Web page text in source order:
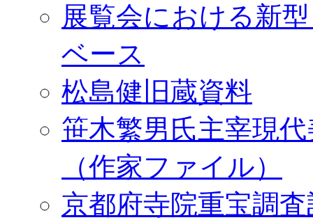
展覧会における新
ベース
松島健旧蔵資料
笹木繁男氏主宰現
（作家ファイル）
京都府寺院重宝調